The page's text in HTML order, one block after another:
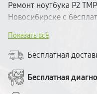
Ремонт ноутбука P2
Новосибирске с
согласуем стоимость и
Используем
устраняем в день
ценообразование — без
Показать всё
Бесплатная
Бесплатная